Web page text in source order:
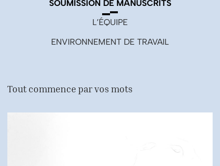
SOUMISSION DE MANUSCRITS
L’ÉQUIPE
ENVIRONNEMENT DE TRAVAIL
Tout commence par vos mots